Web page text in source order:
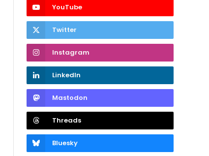
YouTube
Twitter
Instagram
LinkedIn
Mastodon
Threads
Bluesky